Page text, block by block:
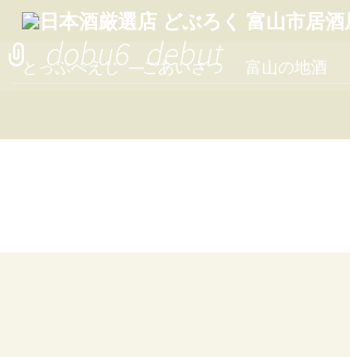
コ
ン
とっぷぺえじ ごあいさつ 富山の地酒
dobu6_debut